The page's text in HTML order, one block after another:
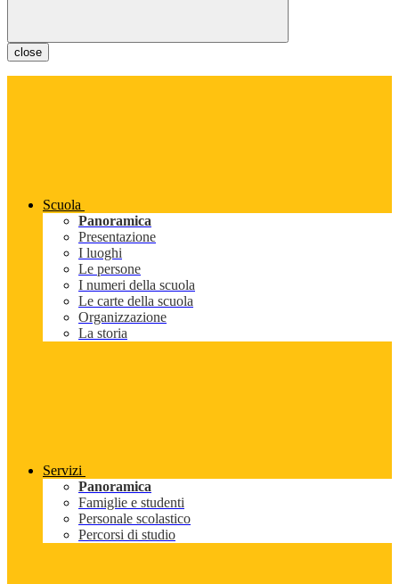
close
Scuola
Panoramica
Presentazione
I luoghi
Le persone
I numeri della scuola
Le carte della scuola
Organizzazione
La storia
Servizi
Panoramica
Famiglie e studenti
Personale scolastico
Percorsi di studio